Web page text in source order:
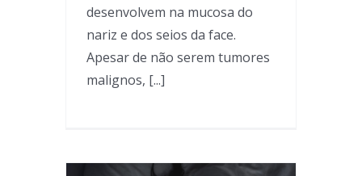
desenvolvem na mucosa do
nariz e dos seios da face.
Apesar de não serem tumores
malignos, [...]